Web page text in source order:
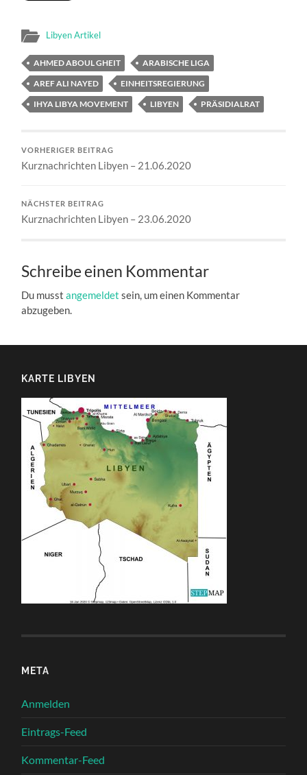
Libyen Artikel
AHMED ABOUL GHEIT
ARABISCHE LIGA
AREF ALI NAYED
EINHEITSREGIERUNG
IHYA LIBYA MOVEMENT
LIBYEN PRÄSIDIALRAT
VORHERIGER BEITRAG
Kurznachrichten Libyen – 21.06.2020
NÄCHSTER BEITRAG
Kurznachrichten Libyen – 23.06.2020
Schreibe einen Kommentar
Du musstangemeldet sein, um einen Kommentar
abzugeben.
KARTE LIBYEN
META
Anmelden
Eintrags-Feed
Kommentar-Feed